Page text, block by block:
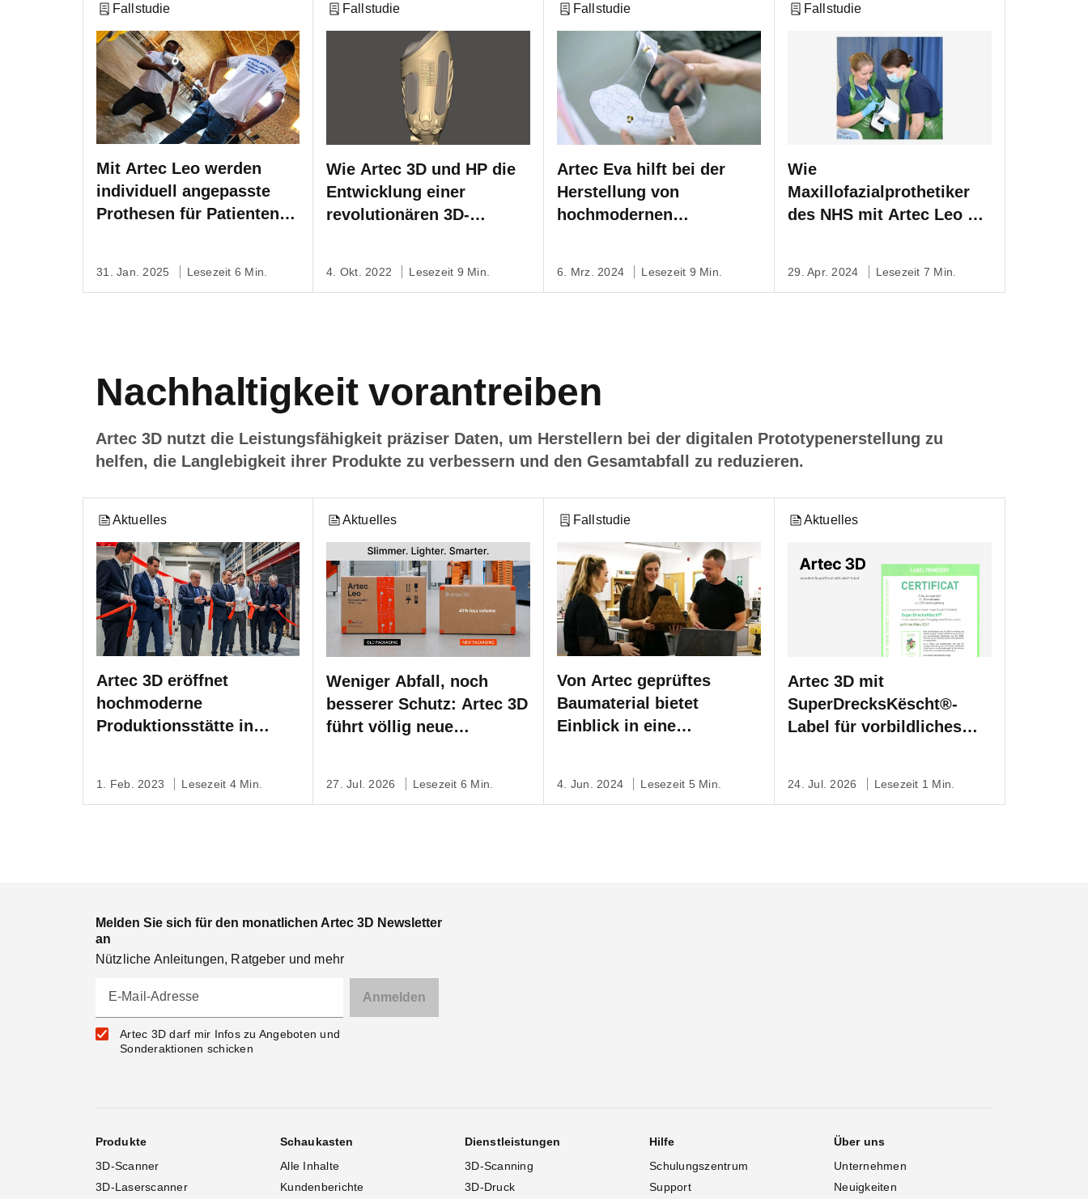
Fallstudie
Mit Artec Leo werden
individuell angepasste
Prothesen für Patienten in
31. Jan. 2025 Lesezeit 6 Min.
Fallstudie
Wie Artec 3D und HP die
Entwicklung einer
revolutionären 3D-
4. Okt. 2022 Lesezeit 9 Min.
Fallstudie
Artec Eva hilft bei der
Herstellung von
hochmodernen
Verbrennungen
6. Mrz. 2024 Lesezeit 9 Min.
Fallstudie
Wie
Maxillofazialprothetiker
des NHS mit Artec Leo die
betroffener Patienten
29. Apr. 2024 Lesezeit 7 Min.
Nachhaltigkeit vorantreiben
Artec 3D nutzt die Leistungsfähigkeit präziser Daten, um Herstellern bei der digitalen Prototypenerstellung zu
helfen, die Langlebigkeit ihrer Produkte zu verbessern und den Gesamtabfall zu reduzieren.
Aktuelles
Artec 3D eröffnet
hochmoderne
Produktionsstätte in
1. Feb. 2023 Lesezeit 4 Min.
Aktuelles
Weniger Abfall, noch
besserer Schutz: Artec 3D
führt völlig neue
27. Jul. 2026 Lesezeit 6 Min.
Fallstudie
Von Artec geprüftes
Baumaterial bietet
Einblick in eine
4. Jun. 2024 Lesezeit 5 Min.
Aktuelles
Artec 3D mit
SuperDrecksKëscht®-
Label für vorbildliches
24. Jul. 2026 Lesezeit 1 Min.
Melden Sie sich für den monatlichen Artec 3D Newsletter
an
Nützliche Anleitungen, Ratgeber und mehr
E-Mail-Adresse
Artec 3D darf mir Infos zu Angeboten und
Sonderaktionen schicken
Produkte
3D-Scanner
3D-Laserscanner
Schaukasten
Alle Inhalte
Kundenberichte
Dienstleistungen
3D-Scanning
3D-Druck
Hilfe
Schulungszentrum
Support
Über uns
Unternehmen
Neuigkeiten